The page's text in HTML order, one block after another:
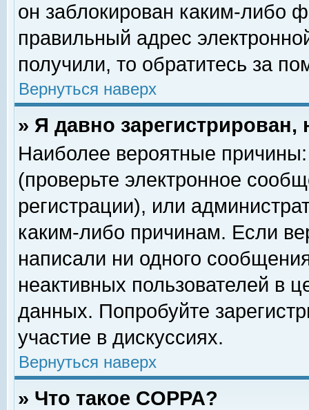
он заблокирован каким-либо
правильный адрес
получили, то обратитесь за
Вернуться наверх
» Я давно
Наиболее вероятные
(проверьте электронное
регистрации), или
каким-либо причинам. Если
написали ни одного
неактивных пользователей в
данных. Попробуйте
участие в дискуссиях.
Вернуться наверх
» Что такое COPPA?